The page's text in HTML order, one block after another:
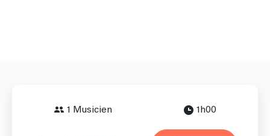
1 Musicien 1h00